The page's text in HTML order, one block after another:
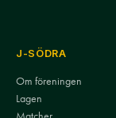
J-SÖDRA
Om föreningen
Lagen